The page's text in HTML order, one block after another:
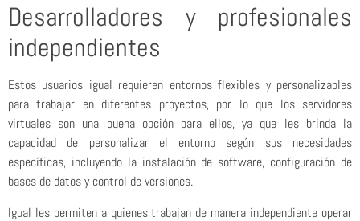
Desarrolladores y profesionales
independientes
Estos usuarios igual requieren entornos flexibles y personalizables
para trabajar en diferentes proyectos, por lo que los servidores
virtuales son una buena opción para ellos, ya que les brinda la
capacidad de personalizar el entorno según sus necesidades
específicas, incluyendo la instalación de software, configuración de
bases de datos y control de versiones.
Igual les permiten a quienes trabajan de manera independiente operar